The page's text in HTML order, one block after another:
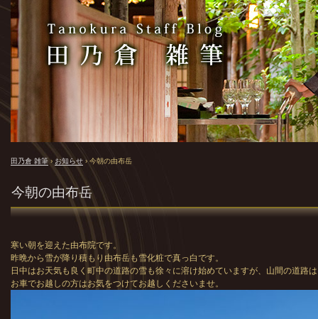
田乃倉 雑筆 › お知らせ › 今朝の由布岳
今朝の由布岳
寒い朝を迎えた由布院です。
昨晩から雪が降り積もり由布岳も雪化粧で真っ白です。
日中はお天気も良く町中の道路の雪も徐々に溶け始めていますが、山間の道路
お車でお越しの方はお気をつけてお越しくださいませ。